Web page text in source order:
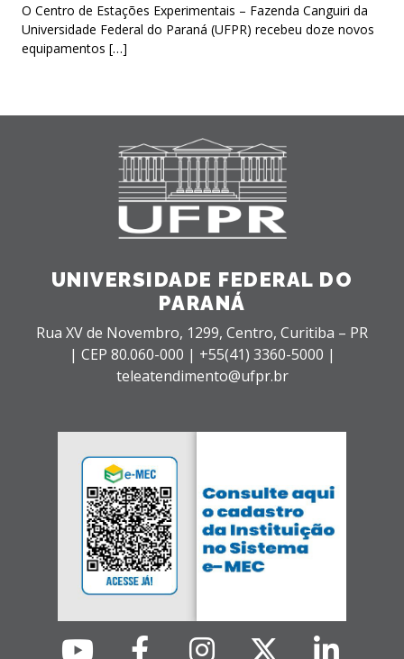
O Centro de Estações Experimentais – Fazenda Canguiri da
Universidade Federal do Paraná (UFPR) recebeu doze novos
equipamentos […]
UNIVERSIDADE FEDERAL DO
PARANÁ
Rua XV de Novembro, 1299, Centro, Curitiba – PR
| CEP 80.060-000 | +55(41) 3360-5000 |
teleatendimento@ufpr.br